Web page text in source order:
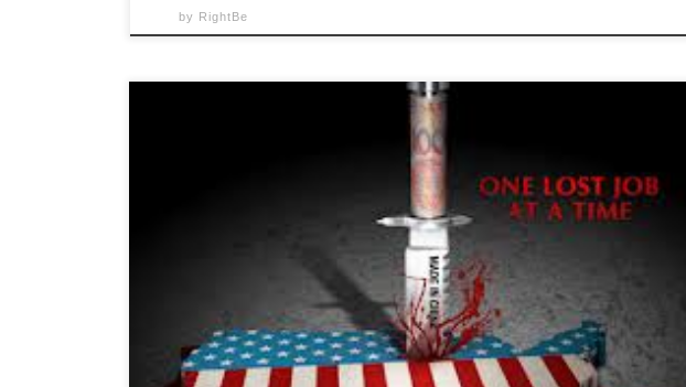
by RightBe
DEATH BY CHINA Documentary From best-selling author and filmmaker,
Peter Navarro, comes DEATH BY CHINA, a documentary feature that
pointedly confronts the most urgent problem facing America today — its
increasingly destructive economic trade relationship with a rapidly rising
China. Since China began flooding U.S. markets with illegally subsidized
products […]